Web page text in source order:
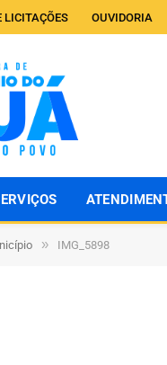
LICITAÇÕES OUVIDORIA
» IMG_5898